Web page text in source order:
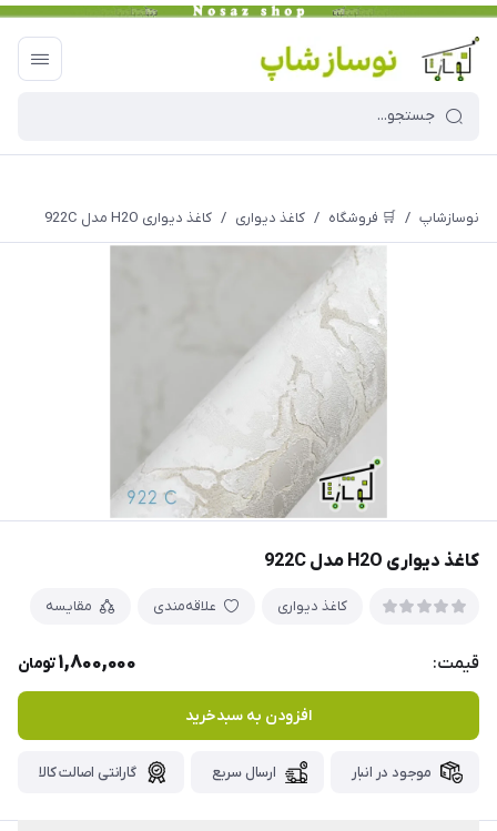
نوسازشاپ / 🛒 فروشگاه / کاغذ دیواری / کاغذ دیواری H2O مدل 922C
کاغذ دیواری H2O مدل 922C
کاغذ دیواری علاقه‌مندی مقایسه
قیمت: 1,800,000تومان
افزودن به سبدخرید
موجود در انبار ارسال سریع گارانتی اصالت کالا